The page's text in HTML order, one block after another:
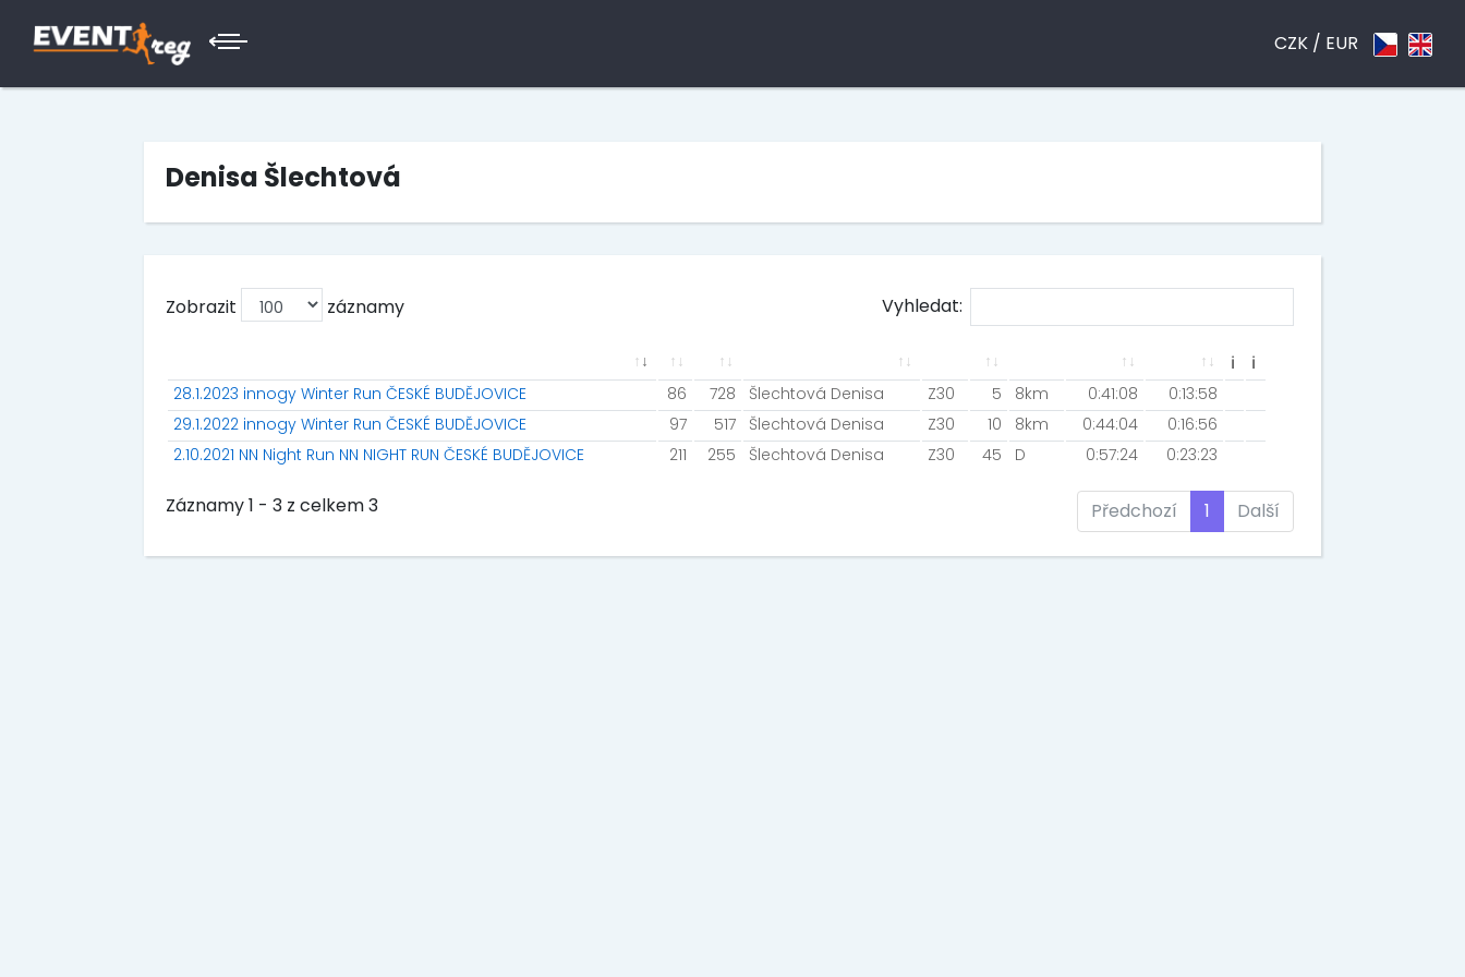
CZK / EUR
Denisa Šlechtová
Zobrazit záznamy Vyhledat:
ℹ
ℹ
28.1.2023 innogy Winter Run ČESKÉ BUDĚJOVICE
86 728 Šlechtová Denisa Z30 5 8km 0:41:08
0:13:58
29.1.2022 innogy Winter Run ČESKÉ BUDĚJOVICE
97 517 Šlechtová Denisa Z30 10 8km 0:44:04
0:16:56
2.10.2021 NN Night Run NN NIGHT RUN ČESKÉ BUDĚJOVICE
211 255 Šlechtová Denisa Z30 45 D 0:57:24 0:23:23
Záznamy 1 - 3 z celkem 3 Předchozí 1 Další